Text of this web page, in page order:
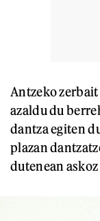
Antzeko
azaldu du
dantza egiten
plazan
dutenean